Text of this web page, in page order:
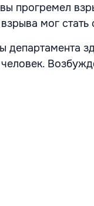
прогремел
мог